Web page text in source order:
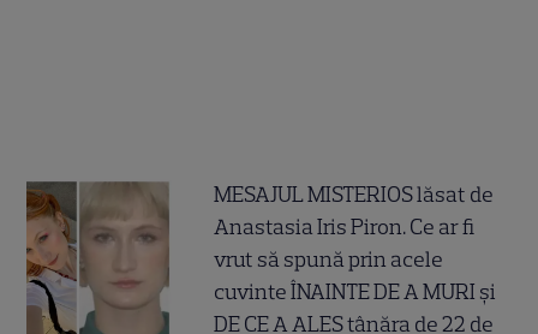
MESAJUL MISTERIOS lăsat de
Anastasia Iris Piron. Ce ar fi
vrut să spună prin acele
cuvinte ÎNAINTE DE A MURI și
DE CE A ALES tânăra de 22 de